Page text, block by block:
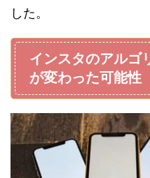
した。
インスタのアルゴ
が変わった可能性